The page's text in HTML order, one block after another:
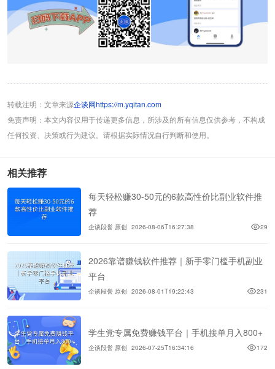
转载注明：文章来源企谈网https://m.yqitan.com
免责声明：本文内容仅用于传递更多信息，所涉及的所有信息仅供参考，不构成
任何投资、决策或行为建议。请根据实际情况自行判断和使用。
相关推荐
每天轻松赚30-50元的6款高性价比副业软件推
荐
企谈段誉 原创 2026-08-06T16:27:38 29
2026靠谱赚钱软件推荐｜新手零门槛手机副业
平台
企谈段誉 原创 2026-08-01T19:22:43 231
学生党专属免费赚钱平台｜手机接单月入800+
企谈段誉 原创 2026-07-25T16:34:16 172